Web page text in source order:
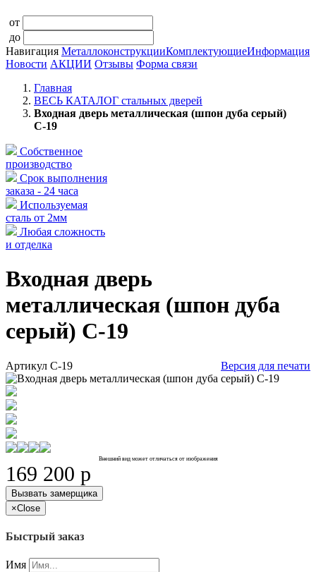
от
до
Навигация МеталлоконструкцииКомплектующиеИнформация
Новости АКЦИИ Отзывы Форма связи
Главная
ВЕСЬ КАТАЛОГ стальных дверей
Входная дверь металлическая (шпон дуба серый)
С-19
Собственное
производство
Срок выполнения
заказа - 24 часа
Используемая
сталь от 2мм
Любая сложность
и отделка
Входная дверь
металлическая (шпон дуба
серый) С-19
Артикул С-19 Версия для печати
Внешний вид может отличаться от изображения
169 200 p
Вызвать замерщика
×Close
Быстрый заказ
Имя